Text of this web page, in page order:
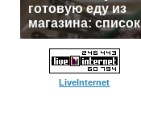
готовую еду из
магазина: список
LiveInternet